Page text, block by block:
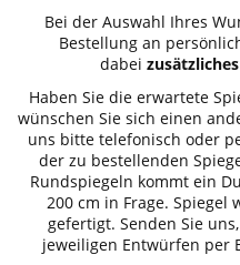
Bei der Auswahl Ihres
Bestellung an
dabei
Haben Sie die erwartete
wünschen Sie sich einen
uns bitte telefonisch oder
der zu bestellenden
Rundspiegeln kommt ein
200 cm in Frage. Spiegel
gefertigt. Senden Sie
jeweiligen Entwürfen per